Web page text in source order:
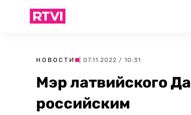
НОВОСТИ | 07.11.2022 / 10:31
Мэр латвийского
российским